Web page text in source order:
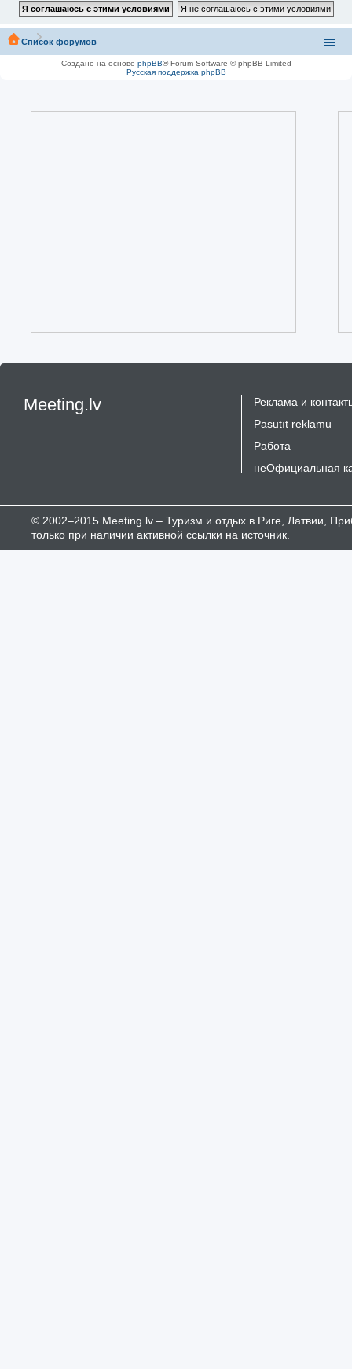
Список форумов
Создано на основе phpBB® Forum Software © phpBB Limited
Русская поддержка phpBB
Meeting.lv
Реклама и
Pasūtīt reklāmu
Работа
неОфициальная
© 2002–2015 Meeting.lv – Туризм и отдых в Риге, Латвии,
только при наличии активной ссылки на источник.